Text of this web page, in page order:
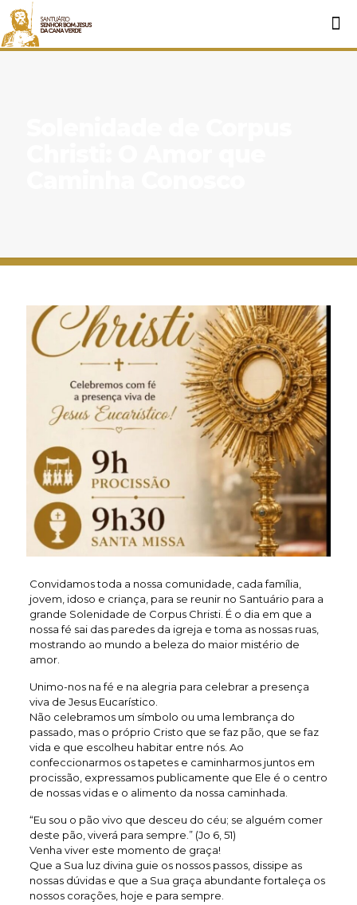
Convidamos toda a nossa comunidade, cada família,
jovem, idoso e criança, para se reunir no Santuário para a
grande Solenidade de Corpus Christi. É o dia em que a
nossa fé sai das paredes da igreja e toma as nossas ruas,
mostrando ao mundo a beleza do maior mistério de
amor.
Unimo-nos na fé e na alegria para celebrar a presença
viva de Jesus Eucarístico.
Não celebramos um símbolo ou uma lembrança do
passado, mas o próprio Cristo que se faz pão, que se faz
vida e que escolheu habitar entre nós. Ao
confeccionarmos os tapetes e caminharmos juntos em
procissão, expressamos publicamente que Ele é o centro
de nossas vidas e o alimento da nossa caminhada.
“Eu sou o pão vivo que desceu do céu; se alguém comer
deste pão, viverá para sempre.” (Jo 6, 51)
Venha viver este momento de graça!
Que a Sua luz divina guie os nossos passos, dissipe as
nossas dúvidas e que a Sua graça abundante fortaleça os
nossos corações, hoje e para sempre.